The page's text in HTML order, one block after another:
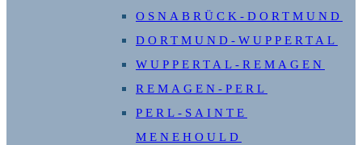
OSNABRÜCK-DORTMUND
DORTMUND-WUPPERTAL
WUPPERTAL-REMAGEN
REMAGEN-PERL
PERL-SAINTE
MENEHOULD